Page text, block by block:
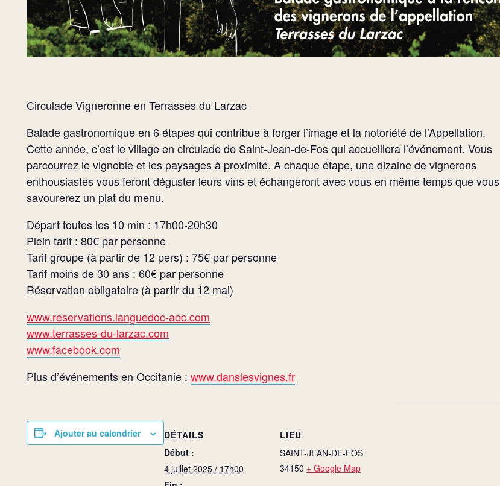
Circulade Vigneronne en Terrasses du Larzac
Balade gastronomique en 6 étapes qui contribue à forger l’image et la notoriété de l’Appellation.
Cette année, c’est le village en circulade de Saint-Jean-de-Fos qui accueillera l’événement. Vous
parcourrez le vignoble et les paysages à proximité. A chaque étape, une dizaine de vignerons
enthousiastes vous feront déguster leurs vins et échangeront avec vous en même temps que vous
savourerez un plat du menu.
Départ toutes les 10 min : 17h00-20h30
Plein tarif : 80€ par personne
Tarif groupe (à partir de 12 pers) : 75€ par personne
Tarif moins de 30 ans : 60€ par personne
Réservation obligatoire (à partir du 12 mai)
www.reservations.languedoc-aoc.com
www.terrasses-du-larzac.com
www.facebook.com
Plus d’événements en Occitanie : www.danslesvignes.fr
Ajouter au calendrier
DÉTAILS
Début :
4 juillet 2025 / 17h00
LIEU
SAINT-JEAN-DE-FOS
34150 + Google Map